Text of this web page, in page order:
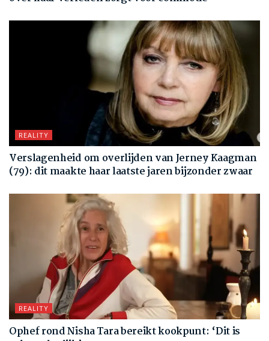
REALITY
Verslagenheid om overlijden van Jerney Kaagman
(79): dit maakte haar laatste jaren bijzonder zwaar
REALITY
Ophef rond Nisha Tara bereikt kookpunt: ‘Dit is